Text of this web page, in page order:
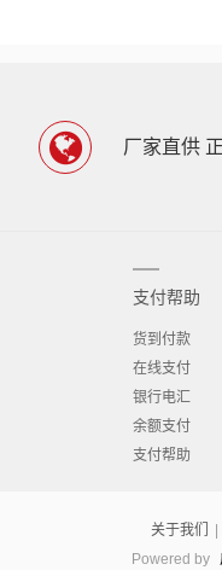
厂家直供
支付帮助
货到付款
在线支付
银行电汇
余额支付
支付帮助
关于我们
Powered by